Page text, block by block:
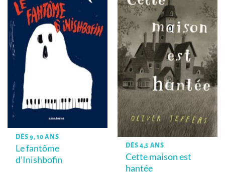
DÈS 9, 10 ANS
Le fantôme
d’Inishbofin
DÈS 4,5 ANS
Cette maison est
hantée